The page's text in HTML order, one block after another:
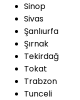
Sinop
Sivas
Şanlıurfa
Şırnak
Tekirdağ
Tokat
Trabzon
Tunceli